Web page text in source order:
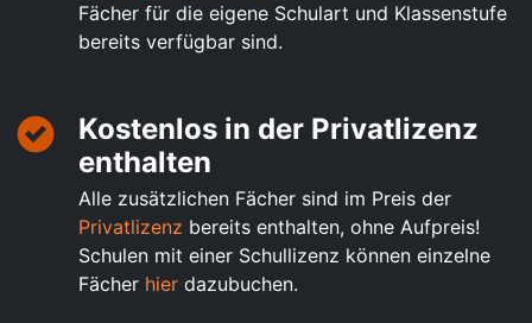
Fächer für die eigene Schulart und Klassenstufe
bereits verfügbar sind.
Kostenlos in der Privatlizenz
enthalten
Alle zusätzlichen Fächer sind im Preis der
Privatlizenz bereits enthalten, ohne Aufpreis!
Schulen mit einer Schullizenz können einzelne
Fächer hier dazubuchen.